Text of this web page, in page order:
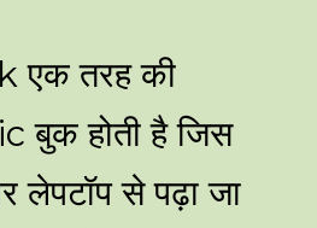
एक तरह की
बुक होती है जिस
से पढ़ा जा